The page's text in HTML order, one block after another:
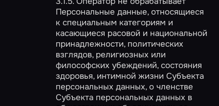
Персональные данные, относящиеся
к специальным категориям и
касающиеся расовой и национальной
принадлежности, политических
взглядов, религиозных или
философских убеждений, состояния
здоровья, интимной жизни Субъекта
персональных данных, о членстве
Субъекта персональных данных в